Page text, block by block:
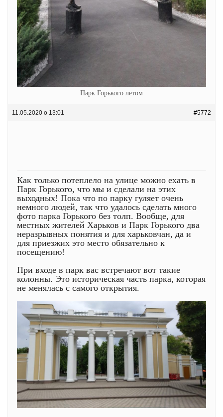
Парк Горького летом
11.05.2020 о 13:01 #5772
Как только потеплело на улице можно ехать в
Парк Горького, что мы и сделали на этих
выходных! Пока что по парку гуляет очень
немного людей, так что удалось сделать много
фото парка Горького без толп. Вообще, для
местных жителей Харьков и Парк Горького два
неразрывных понятия и для харьковчан, да и
для приезжих это место обязательно к
посещению!
При входе в парк вас встречают вот такие
колонны. Это историческая часть парка, которая
не менялась с самого открытия.